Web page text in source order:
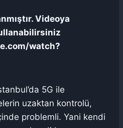
Videoya
watch?
5G ile
uzaktan kontrolü,
problemli. Yani kendi